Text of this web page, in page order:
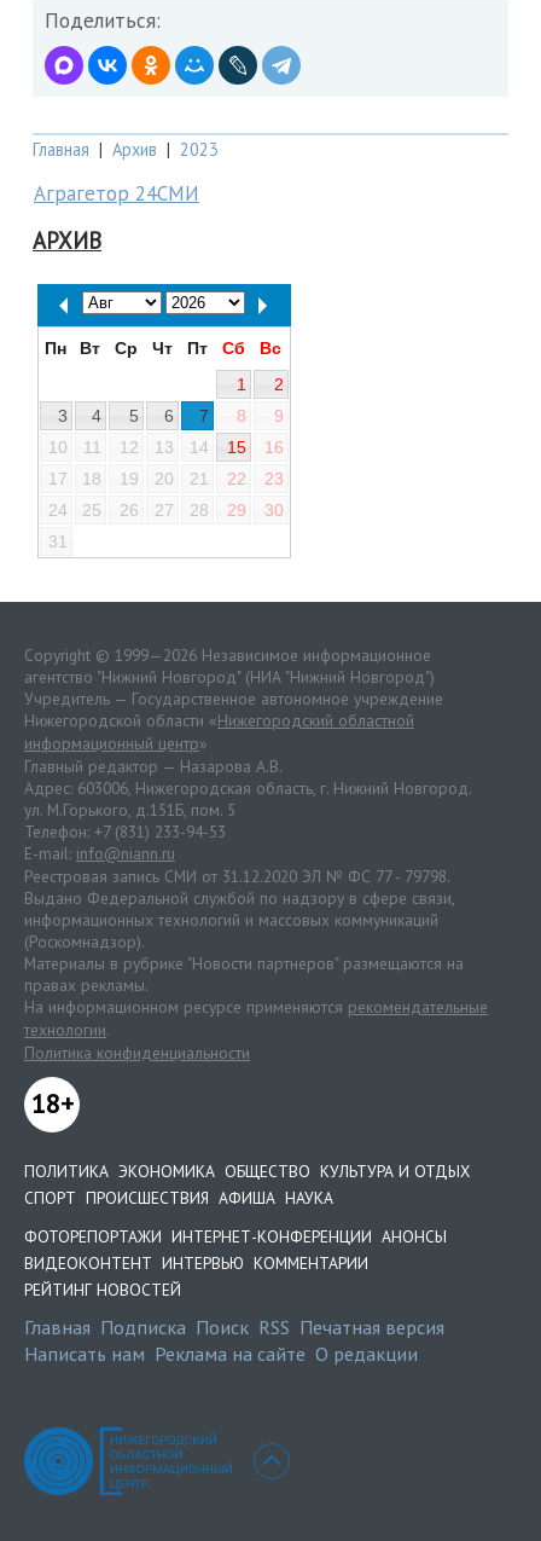
Поделиться:
Главная | Архив | 2023
Аграгетор 24СМИ
АРХИВ
Пн Вт Ср Чт Пт Сб
Вс
1
2
3
4 5 6 7 8
9
10
11 12 13 14 15
16
17
18 19 20 21 22
23
24
25 26 27 28 29
30
31
Copyright © 1999—2026 Независимое информационное
агентство "Нижний Новгород" (НИА "Нижний Новгород")
Учредитель — Государственное автономное учреждение
Нижегородской области «Нижегородский областной
информационный центр»
Главный редактор — Назарова А.В.
Адрес: 603006, Нижегородская область, г. Нижний Новгород.
ул. М.Горького, д.151Б, пом. 5
Телефон: +7 (831) 233-94-53
E-mail: info@niann.ru
Реестровая запись СМИ от 31.12.2020 ЭЛ № ФС 77 - 79798.
Выдано Федеральной службой по надзору в сфере связи,
информационных технологий и массовых коммуникаций
(Роскомнадзор).
Материалы в рубрике "Новости партнеров" размещаются на
правах рекламы.
На информационном ресурсе применяются рекомендательные
технологии.
Политика конфиденциальности
18+
ПОЛИТИКА ЭКОНОМИКА ОБЩЕСТВО КУЛЬТУРА И ОТДЫХ
СПОРТ ПРОИСШЕСТВИЯ АФИША НАУКА
ФОТОРЕПОРТАЖИ ИНТЕРНЕТ-КОНФЕРЕНЦИИ АНОНСЫ
ВИДЕОКОНТЕНТ ИНТЕРВЬЮ КОММЕНТАРИИ
РЕЙТИНГ НОВОСТЕЙ
Главная Подписка Поиск RSS Печатная версия
Написать нам Реклама на сайте О редакции